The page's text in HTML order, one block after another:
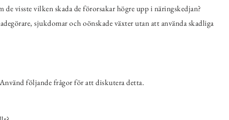
visste vilken skada de förorsakar högre upp i näringskedjan?
sjukdomar och oönskade växter utan att använda skadliga
följande frågor för att diskutera detta.